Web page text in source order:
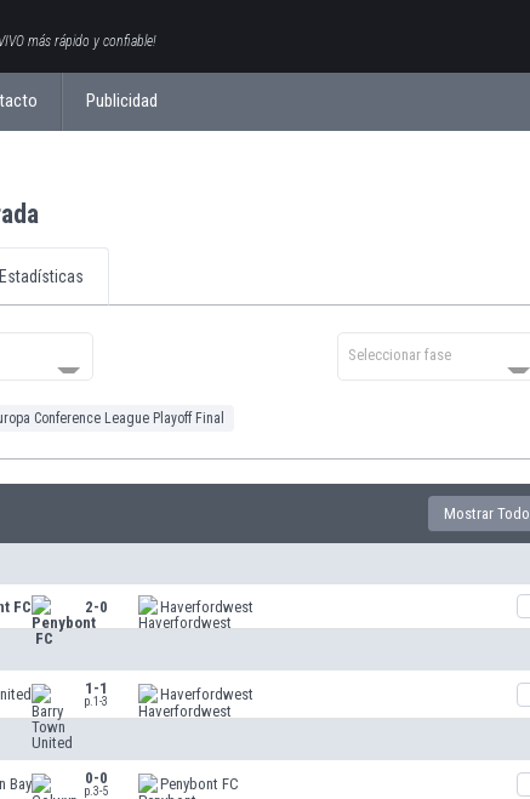
más rápido y confiable!
Publicidad
Estadísticas
Seleccionar fase
Conference League Playoff Final
Mostrar Todo
FC 2-0 Haverfordwest
1-1
p.1-3 Haverfordwest
Bay 0-0
p.3-5 Penybont FC